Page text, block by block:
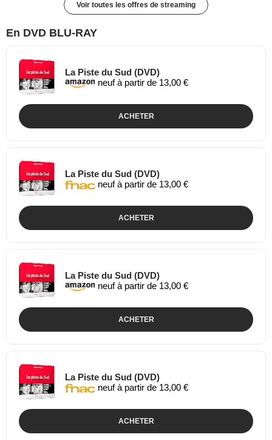
Voir toutes les offres de streaming
En DVD BLU-RAY
La Piste du Sud (DVD)
neuf à partir de 13,00 €
ACHETER
La Piste du Sud (DVD)
neuf à partir de 13,00 €
ACHETER
La Piste du Sud (DVD)
neuf à partir de 13,00 €
ACHETER
La Piste du Sud (DVD)
neuf à partir de 13,00 €
ACHETER